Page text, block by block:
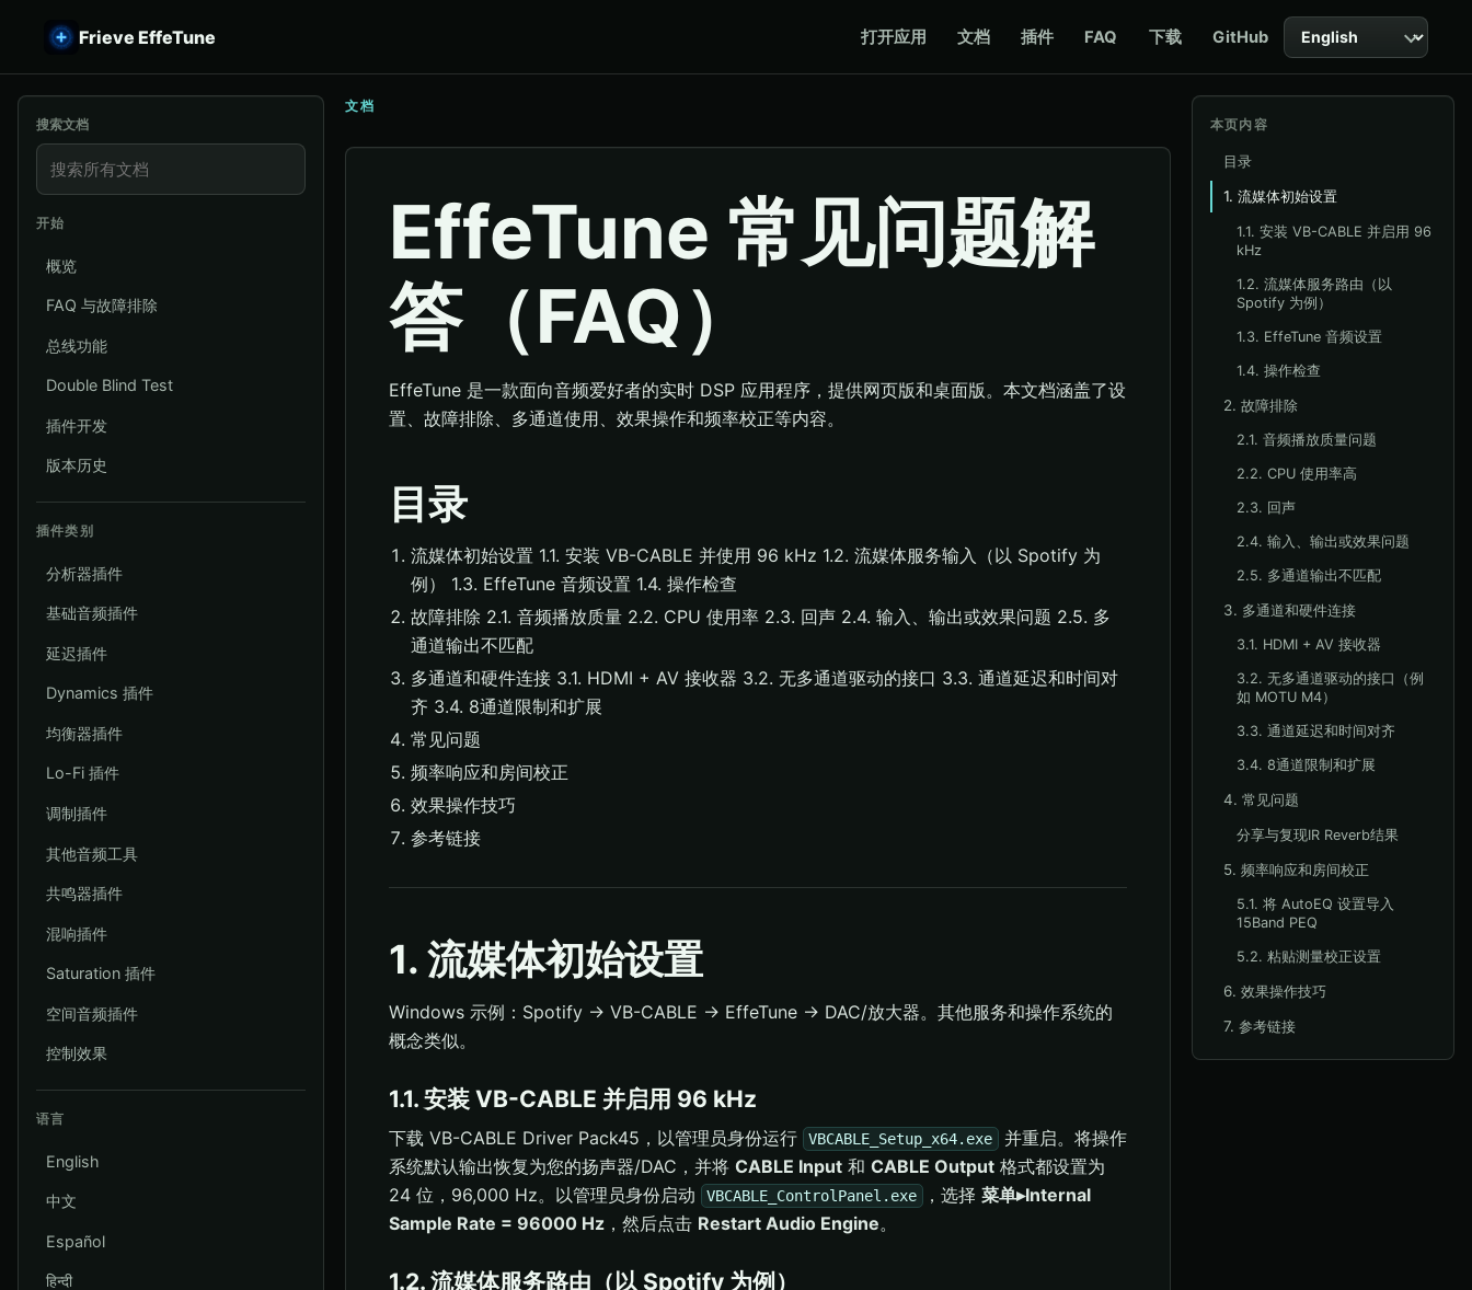
Frieve EffeTune 打开应用 文档 插件 FAQ 下载 GitHub 语言
搜索文档
开始
概览
FAQ 与故障排除
总线功能
Double Blind Test
插件开发
版本历史
插件类别
分析器插件
基础音频插件
延迟插件
Dynamics 插件
均衡器插件
Lo-Fi 插件
调制插件
其他音频工具
共鸣器插件
混响插件
Saturation 插件
空间音频插件
控制效果
语言
English
中文
Español
हिन्दी
文档
EffeTune 常见问题解
答（FAQ）
EffeTune 是一款面向音频爱好者的实时 DSP 应用程序，提供网页版和桌面版。本文档涵盖了设
置、故障排除、多通道使用、效果操作和频率校正等内容。
目录
流媒体初始设置 1.1. 安装 VB-CABLE 并使用 96 kHz 1.2. 流媒体服务输入（以 Spotify 为
例） 1.3. EffeTune 音频设置 1.4. 操作检查
故障排除 2.1. 音频播放质量 2.2. CPU 使用率 2.3. 回声 2.4. 输入、输出或效果问题 2.5. 多
通道输出不匹配
多通道和硬件连接 3.1. HDMI + AV 接收器 3.2. 无多通道驱动的接口 3.3. 通道延迟和时间对
齐 3.4. 8通道限制和扩展
常见问题
频率响应和房间校正
效果操作技巧
参考链接
1. 流媒体初始设置
Windows 示例：Spotify → VB-CABLE → EffeTune → DAC/放大器。其他服务和操作系统的
概念类似。
1.1. 安装 VB-CABLE 并启用 96 kHz
下载 VB-CABLE Driver Pack45，以管理员身份运行 VBCABLE_Setup_x64.exe 并重启。将操作
系统默认输出恢复为您的扬声器/DAC，并将 CABLE Input和 CABLE Output格式都设置为
24 位，96,000 Hz。以管理员身份启动
VBCABLE_ControlPanel.exe ，选择 菜单▸Internal
Sample Rate = 96000 Hz，然后点击 Restart Audio Engine。
1.2. 流媒体服务路由（以 Spotify 为例）
本页内容
目录
1. 流媒体初始设置
1.1. 安装 VB-CABLE 并启用 96
kHz
1.2. 流媒体服务路由（以
Spotify 为例）
1.3. EffeTune 音频设置
1.4. 操作检查
2. 故障排除
2.1. 音频播放质量问题
2.2. CPU 使用率高
2.3. 回声
2.4. 输入、输出或效果问题
2.5. 多通道输出不匹配
3. 多通道和硬件连接
3.1. HDMI + AV 接收器
3.2. 无多通道驱动的接口（例
如 MOTU M4）
3.3. 通道延迟和时间对齐
3.4. 8通道限制和扩展
4. 常见问题
分享与复现IR Reverb结果
5. 频率响应和房间校正
5.1. 将 AutoEQ 设置导入
15Band PEQ
5.2. 粘贴测量校正设置
6. 效果操作技巧
7. 参考链接